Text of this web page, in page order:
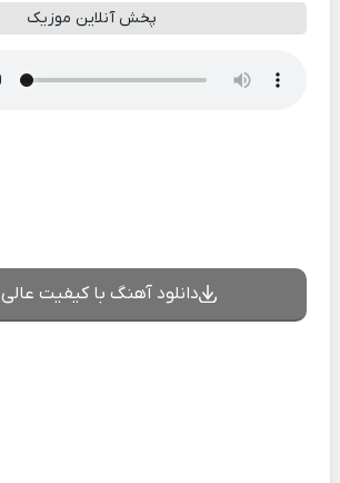
پخش آنلاین موزیک
دانلود آهنگ با کیفیت عالی 320